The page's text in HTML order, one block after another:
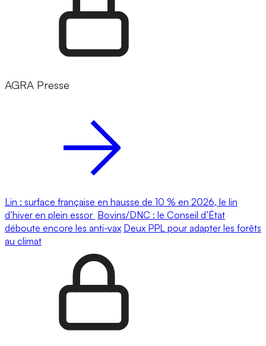
AGRA Presse
Lin : surface française en hausse de 10 % en 2026, le lin
d’hiver en plein essor Bovins/DNC : le Conseil d’État
déboute encore les anti-vax Deux PPL pour adapter les forêts
au climat